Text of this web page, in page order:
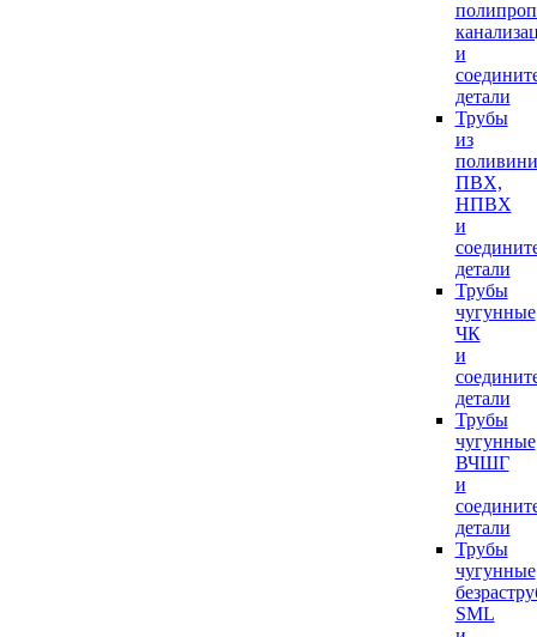
и
детали
Трубы
из
ПВХ,
НПВХ
и
детали
Трубы
чугунные
ЧК
и
детали
Трубы
чугунные
ВЧШГ
и
детали
Трубы
чугунные
SML